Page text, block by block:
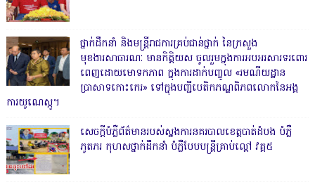
ថ្នាក់ដឹកនាំ និងមន្ត្រីរាជការគ្រប់ជាន់ថ្នាក់ នៃក្រសួង
មុខងារសាធារណៈ មានកិត្តិយស ចូលរួមក្នុងការអបអរសារទរពោរ
ពេញដោយមោទកភាព ក្នុងការដាក់បញ្ចូល «រមណីយដ្ឋាន
ប្រាសាទកោះកេរ» ទៅក្នុងបញ្ជីបេតិកភណ្ឌពិភពលោកនៃអង្គ
ការយូណេស្កូ។
សេចក្តីបំភ្លឺព័ត៌មានរបស់ស្នងការនគរបាលខេត្តបាត់ដំបង បំភ្លឺ
ភូតភរ កុហសថ្នាក់ដឹកនាំ បំភ្លឺបែបបន្ត្រីគ្រាប់ល្ពៅ វគ្គ៥